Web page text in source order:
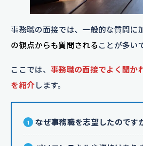
事務職の面接では、一般的な質問に
の観点からも質問される ことが多い
ここでは、 事務職の面接でよく聞か
を紹介 します。
なぜ事務職を志望したのです